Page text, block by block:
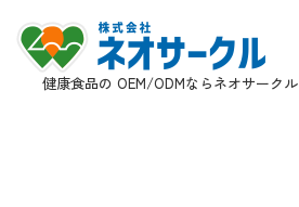
健康食品の OEM/ODMならネオサークル